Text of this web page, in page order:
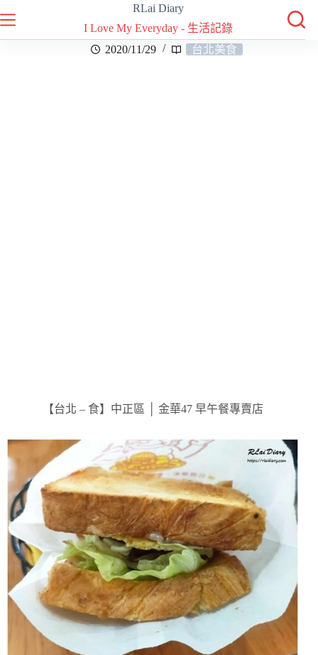
RLai Diary
I Love My Everyday - 生活記錄
2020/11/29
台北美食
【台北 – 食】中正區 │ 金華47 早午餐專賣店